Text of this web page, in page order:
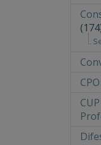
CPO